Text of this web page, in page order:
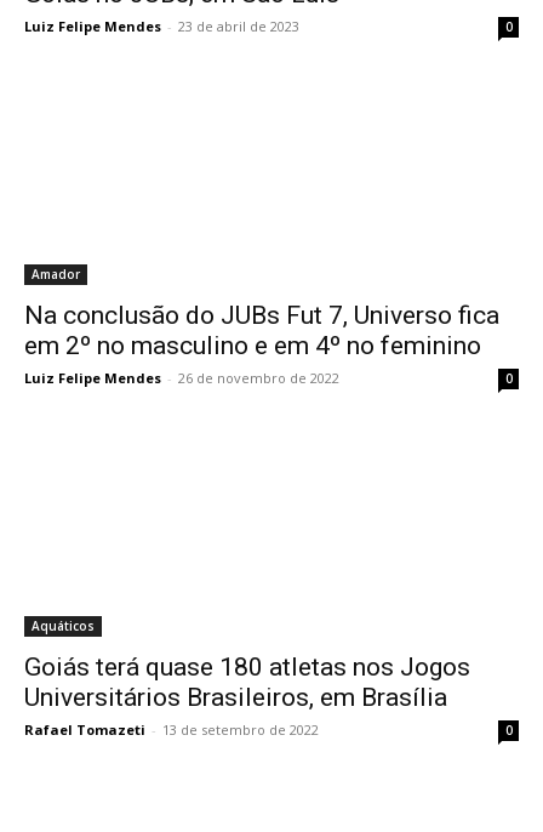
Luiz Felipe Mendes - 23 de abril de 2023 0
Amador
Na conclusão do JUBs Fut 7, Universo fica
em 2º no masculino e em 4º no feminino
Luiz Felipe Mendes - 26 de novembro de 2022 0
Aquáticos
Goiás terá quase 180 atletas nos Jogos
Universitários Brasileiros, em Brasília
Rafael Tomazeti - 13 de setembro de 2022 0